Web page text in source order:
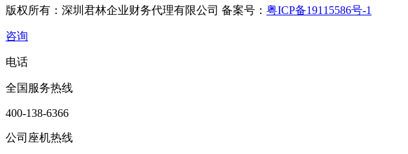
版权所有：深圳君林企业财务代理有限公司 备案号： 粤ICP备19115586号-1
咨询
电话
全国服务热线
400-138-6366
公司座机热线